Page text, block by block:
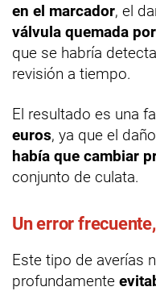
en el marcador, el
válvula quemada
que se habría
revisión a tiempo.
El resultado es una
euros, ya que el
había que cambiar
conjunto de culata.
Un error
Este tipo de averías
profundamente